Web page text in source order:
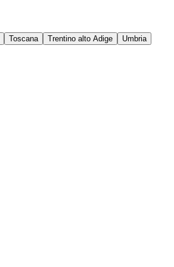
Toscana Trentino alto Adige
Umbria